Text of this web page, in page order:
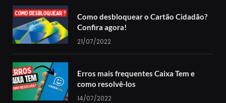
Como desbloquear o Cartão Cidadão?
Confira agora!
21/07/2022
Erros mais frequentes Caixa Tem e
como resolvê-los
14/07/2022